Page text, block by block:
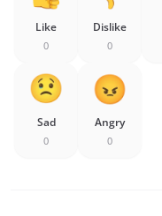
Like
0
Dislike
0
Sad
0
Angry
0